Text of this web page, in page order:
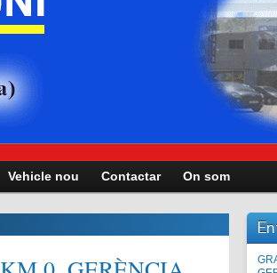
Vehicle nou Contactar On som